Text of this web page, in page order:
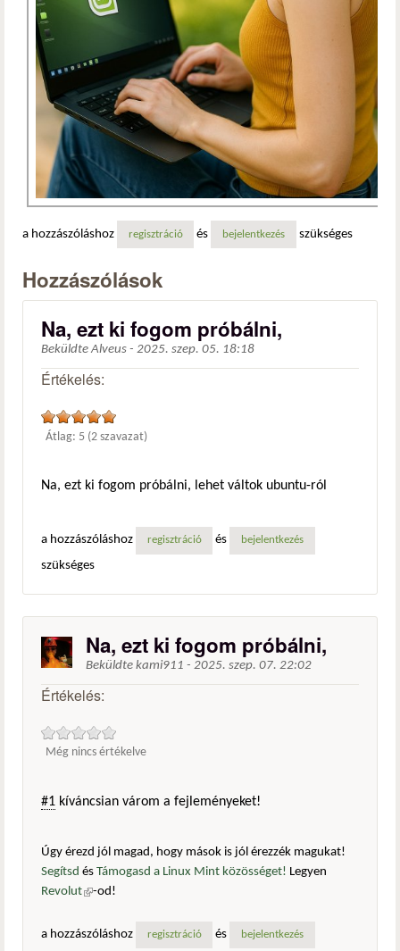
a hozzászóláshoz regisztráció és bejelentkezés szükséges
Hozzászólások
Na, ezt ki fogom próbálni,
BeküldteAlveus - 2025. szep. 05. 18:18
Értékelés:
Átlag: 5 (2 szavazat)
Na, ezt ki fogom próbálni, lehet váltok ubuntu-ról
a hozzászóláshoz regisztráció és bejelentkezés
szükséges
Na, ezt ki fogom próbálni,
Beküldte kami911 - 2025. szep. 07. 22:02
Értékelés:
Még nincs értékelve
#1 kíváncsian várom a fejleményeket!
Úgy érezd jól magad, hogy mások is jól érezzék magukat!
Segítsd és Támogasd a Linux Mint közösséget! Legyen
Revolut(külső hivatkozás)
-od!
a hozzászóláshoz regisztráció és bejelentkezés